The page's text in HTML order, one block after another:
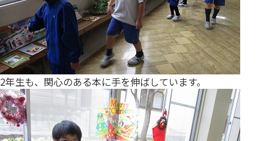
2年生も、関心のある本に手を伸ばしています。